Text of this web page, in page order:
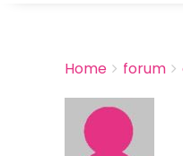
BREADCRUMBS
You
here:
Home forum